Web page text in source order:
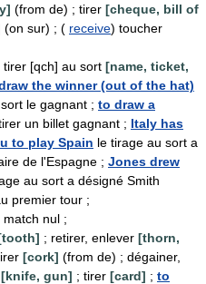
(from de) ; tirer [cheque, bill of
(on sur) ; ( receive) toucher
tirer [qch] au sort [name, ticket,
the winner (out of the hat)
le gagnant ; to draw a
un billet gagnant ; Italy has
to play Spain le tirage au sort a
de l'Espagne ; Jones drew
au sort a désigné Smith
premier tour ;
match nul ;
; retirer, enlever [thorn,
[cork] (from de) ; dégainer,
[knife, gun] ; tirer [card] ; to